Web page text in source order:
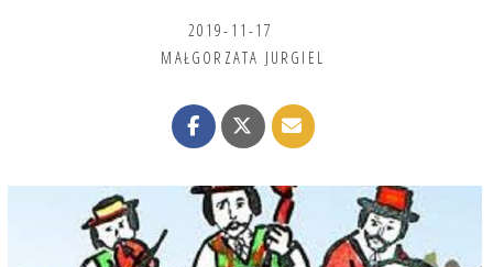
2019-11-17
MAŁGORZATA JURGIEL